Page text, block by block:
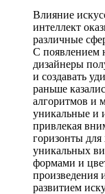
Влияние
интеллект
различные
С появлением
дизайнеры
и создавать
раньше
алгоритмов и
уникальные и
привлекая
горизонты для
уникальных
формами и
произведения
развитием